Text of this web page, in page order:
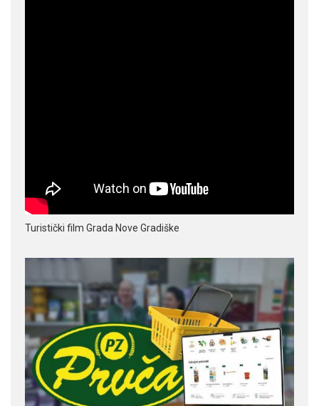
Turistički film Grada Nove Gradiške